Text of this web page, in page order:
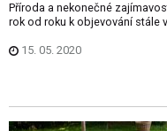
Příroda a nekonečné
rok od roku k objevování stále
15. 05. 2020